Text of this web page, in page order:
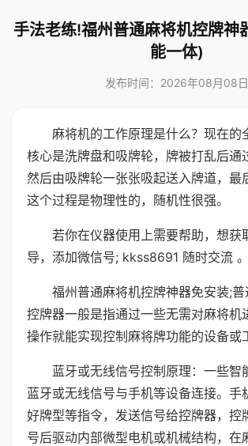
手法老练!福州普通麻将机控牌神
能一体)
发布时间：2026年08月08日
麻将机的工作原理是什么？现在的
核心是洗牌盘和吸牌轮，牌被打乱后通
然后由吸牌轮一张张吸起送入牌道，最
这个过程是物理性的，随机性很强。
若你在仪器使用上需要帮助，想获
导，添加微信号; kkss8691 随时交流 。
福州普通麻将机控牌神器免安装;
控牌器一般是指通过一些无需对麻将机
操作就能实现控制麻将牌功能的设备或
蓝牙或无线信号控制原理：一些智
蓝牙或无线信号与手机等设备连接。手
好牌型等指令，发送信号给控牌器，控
号后驱动内部微型电机或机械结构，在